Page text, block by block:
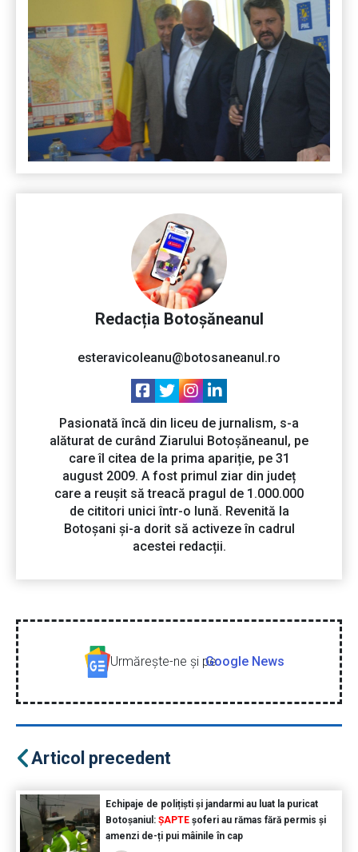
Redacția Botoșăneanul
esteravicoleanu@botosaneanul.ro
Pasionată încă din liceu de jurnalism, s-a
alăturat de curând Ziarului Botoșăneanul, pe
care îl citea de la prima apariție, pe 31
august 2009. A fost primul ziar din județ
care a reușit să treacă pragul de 1.000.000
de cititori unici într-o lună. Revenită la
Botoșani și-a dorit să activeze în cadrul
acestei redacții.
Urmăreşte-ne şi peGoogle News
Articol precedent
Echipaje de polițiști și jandarmi au luat la puricat
Botoșaniul: ȘAPTEșoferi au rămas fără permis și
amenzi de-ți pui mâinile în cap